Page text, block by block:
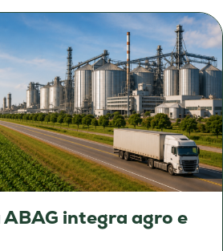
ABAG integra agro e